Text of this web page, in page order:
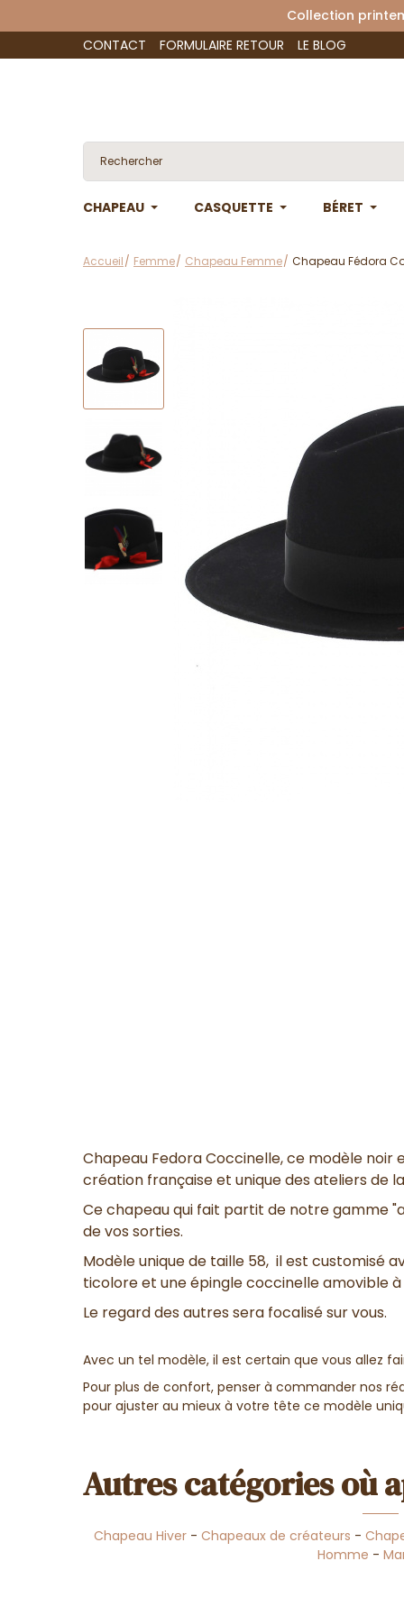
Collection
CONTACT
FORMULAIRE RETOUR LE BLOG
CHAPEAU CASQUETTE BÉRET
Accueil Femme Chapeau Femme Chapeau Fédora
Chapeau Fedora Coccinelle, ce modèle noir
création française et unique des ateliers de la
Ce chapeau qui fait partit de notre gamme
de vos sorties.
Modèle unique de taille 58, il est customisé
ticolore et une épingle coccinelle amovible à
Le regard des autres sera focalisé sur vous.
Avec un tel modèle, il est certain que vous allez
Pour plus de confort, penser à commander nos
pour ajuster au mieux à votre tête ce modèle
Autres catégories où
Chapeau Hiver- Chapeaux de créateurs -
Homme -